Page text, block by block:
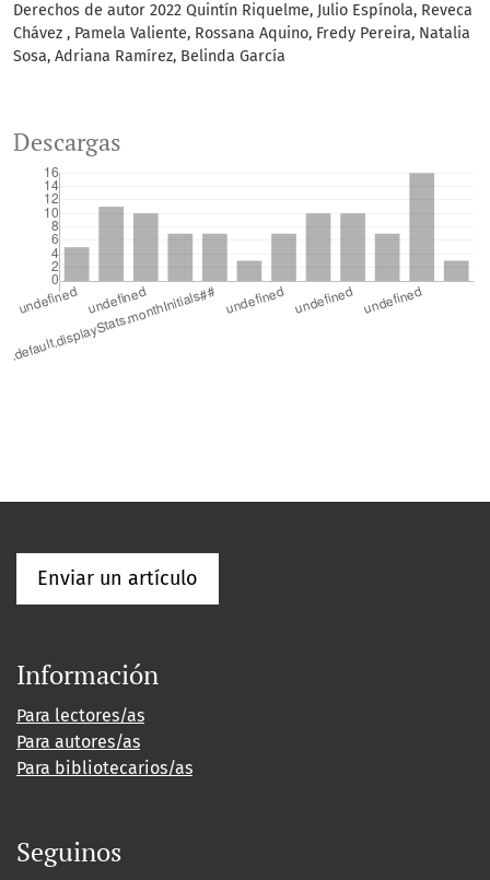
Derechos de autor 2022 Quintín Riquelme, Julio Espínola, Reveca
Chávez , Pamela Valiente, Rossana Aquino, Fredy Pereira, Natalia
Sosa, Adriana Ramírez, Belinda García
Descargas
Enviar un artículo
Información
Para lectores/as
Para autores/as
Para bibliotecarios/as
Seguinos